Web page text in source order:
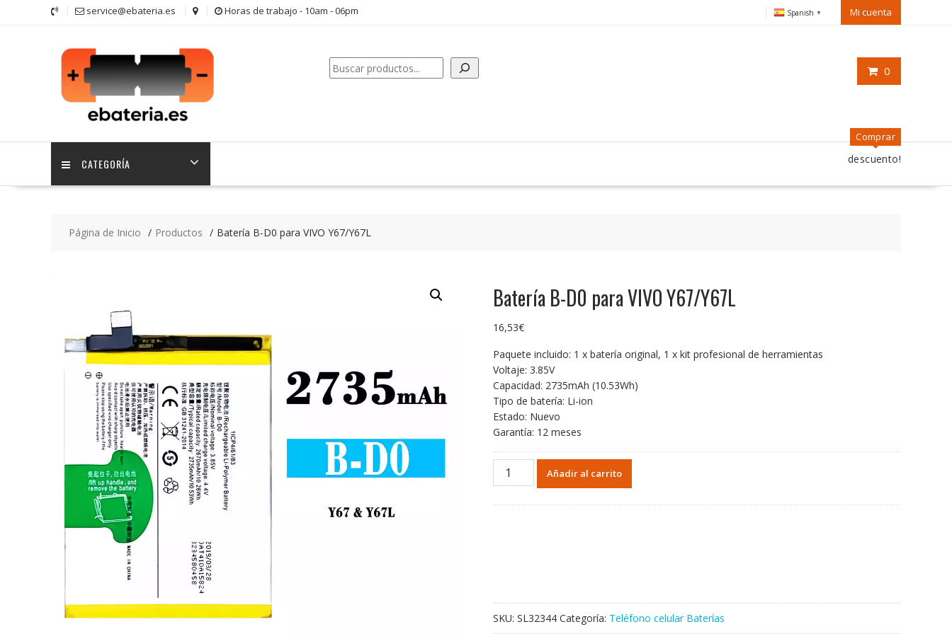
service@ebateria.es Horas de trabajo - 10am - 06pm Spanish ▼ Mi cuenta
0
Buscar
CATEGORÍA
Comprar
descuento!
Página de Inicio Productos Batería B-D0 para VIVO Y67/Y67L
Batería B-D0 para VIVO Y67/Y67L
16,53€
Paquete incluido: 1 x batería original, 1 x kit profesional de herramientas
Voltaje: 3.85V
Capacidad: 2735mAh (10.53Wh)
Tipo de batería: Li-ion
Estado: Nuevo
Garantía: 12 meses
Batería
Añadir al carrito
SKU: SL32344 Categoría: Teléfono celular Baterías